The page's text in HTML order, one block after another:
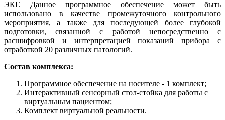
ЭКГ. Данное программное обеспечение может быть
использовано в качестве промежуточного контрольного
мероприятия, а также для последующей более глубокой
подготовки, связанной с работой непосредственно с
расшифровкой и интерпретацией показаний прибора с
отработкой 20 различных патологий.
Состав комплекса:
Программное обеспечение на носителе - 1 комплект;
Интерактивный сенсорный стол-стойка для работы с
виртуальным пациентом;
Комплект виртуальной реальности.